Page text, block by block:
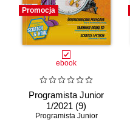
Promocja
ebook
Programista Junior
1/2021 (9)
Programista Junior